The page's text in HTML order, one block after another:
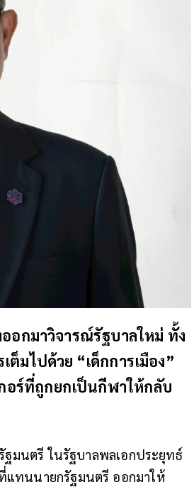
อกมาวิจารณ์รัฐบาลใหม่ ทั้ง
ต็มไปด้วย “เด็กการเมือง”
อร์ที่ถูกยกเป็นกีฬาให้กลับ
ฐมนตรี ในรัฐบาลพลเอกประยุทธ์
แทนนายกรัฐมนตรี ออกมาให้